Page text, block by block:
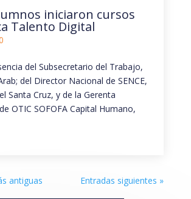
iniciaron cursos
Talento Digital
del Subsecretario del Trabajo,
del Director Nacional de SENCE,
Santa Cruz, y de la Gerenta
OTIC SOFOFA Capital Humano,
antiguas Entradas siguientes »